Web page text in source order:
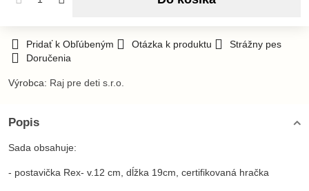
Pridať k Obľúbeným Otázka k produktu
Strážny pes
Doručenia
Výrobca: Raj pre deti s.r.o.
Popis
Sada obsahuje:
- postavička Rex- v.12 cm, dĺžka 19cm, certifikovaná hračka